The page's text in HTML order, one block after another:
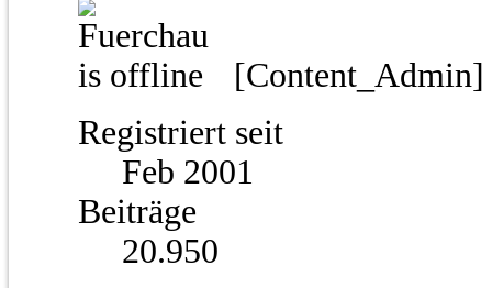
[Content_Admin]
Registriert seit
Feb 2001
Beiträge
20.950